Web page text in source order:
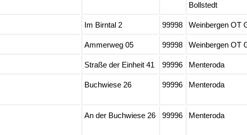
Bollstedt
Im Birntal 2 99998 Weinbergen OT
Ammerweg 05 99998 Weinbergen OT
Straße der Einheit 41 99996 Menteroda
Buchwiese 26 99996 Menteroda
An der Buchwiese 26 99996 Menteroda